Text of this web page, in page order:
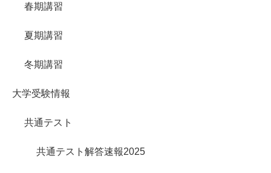
春期講習
夏期講習
冬期講習
大学受験情報
共通テスト
共通テスト解答速報2025